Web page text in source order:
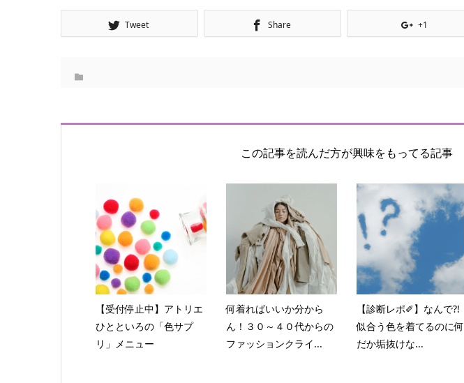
Tweet Share +1
この記事を読んだ方が興味をもってる記事
【受付停止中】アトリエ
ひとといろの「色サプ
リ」メニュー
何着ればいいか分から
ん！３０～４０代からの
ファッションクライ...
【診断レポ✐】なんで?!
似合う色を着てるのに何
だか垢抜けな...